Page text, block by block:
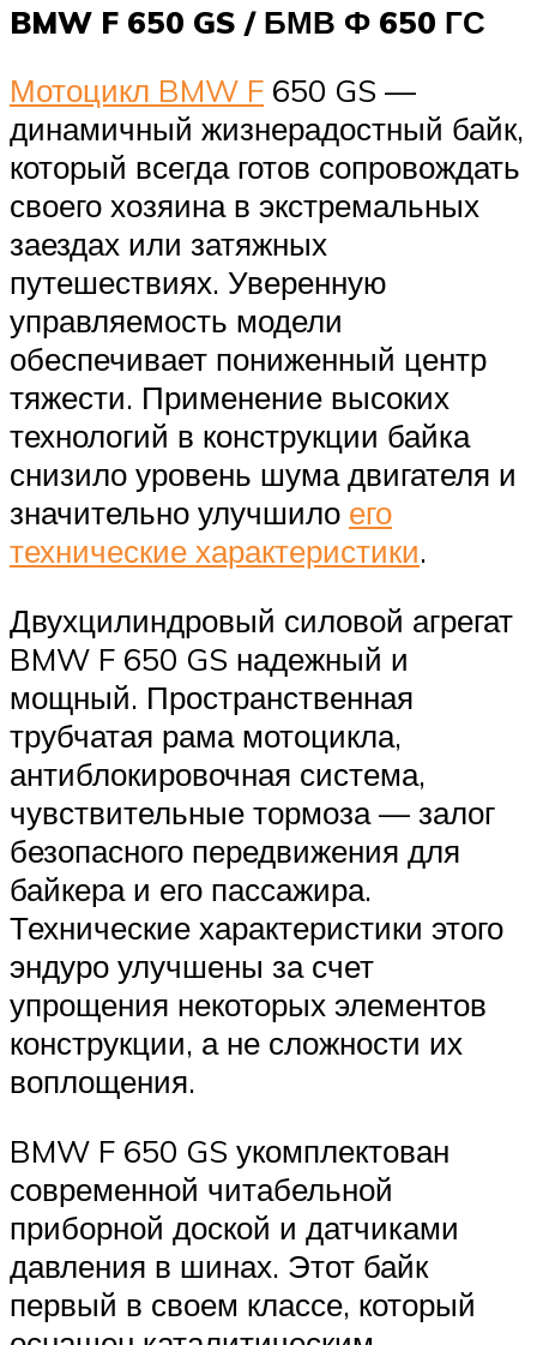
BMW F 650 GS / БМВ Ф 650 ГС
Мотоцикл BMW F 650 GS —
динамичный жизнерадостный байк,
который всегда готов сопровождать
своего хозяина в экстремальных
заездах или затяжных
путешествиях. Уверенную
управляемость модели
обеспечивает пониженный центр
тяжести. Применение высоких
технологий в конструкции байка
снизило уровень шума двигателя и
значительно улучшило его
технические характеристики.
Двухцилиндровый силовой агрегат
BMW F 650 GS надежный и
мощный. Пространственная
трубчатая рама мотоцикла,
антиблокировочная система,
чувствительные тормоза — залог
безопасного передвижения для
байкера и его пассажира.
Технические характеристики этого
эндуро улучшены за счет
упрощения некоторых элементов
конструкции, а не сложности их
воплощения.
BMW F 650 GS укомплектован
современной читабельной
приборной доской и датчиками
давления в шинах. Этот байк
первый в своем классе, который